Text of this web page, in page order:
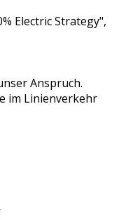
Electric Strategy",
Anspruch.
im Linienverkehr